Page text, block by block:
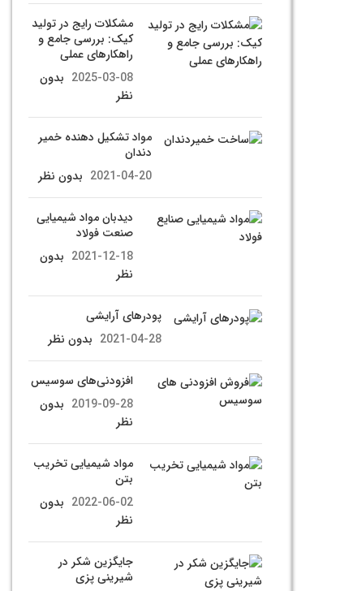
مشکلات رایج در تولید
کیک: بررسی جامع و
راهکارهای عملی
2025-03-08 بدون
نظر
مواد تشکیل دهنده خمیر
دندان
2021-04-20 بدون نظر
دیدبان مواد شیمیایی
صنعت فولاد
2021-12-18 بدون
نظر
پودرهای آرایشی
2021-04-28 بدون نظر
افزودنی‌های سوسیس
2019-09-28 بدون
نظر
مواد شیمیایی تخریب
بتن
2022-06-02 بدون
نظر
جایگزین شکر در
شیرینی پزی